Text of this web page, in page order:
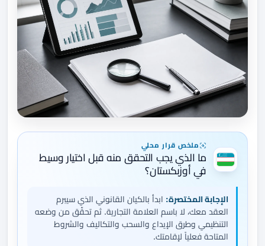
ملخص قرار محلي
ما الذي يجب التحقق منه قبل اختيار وسيط
في أوزبكستان؟
الإجابة المختصرة: ابدأ بالكيان القانوني الذي سيبرم
العقد معك، لا باسم العلامة التجارية. ثم تحقّق من وضعه
التنظيمي وطرق الإيداع والسحب والتكاليف والشروط
المتاحة فعلياً لإقامتك.